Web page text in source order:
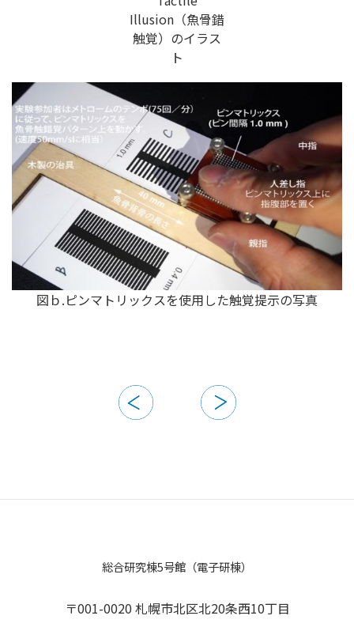
Illusion（魚骨錯
触覚）のイラス
ト
図ｂ.ピンマトリックスを使用した触覚提示の写真
総合研究棟5号館（電子研棟）
〒001-0020 札幌市北区北20条西10丁目